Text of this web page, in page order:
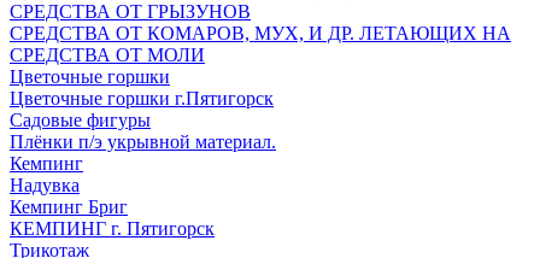
СPEДСТВА ОТ ГРЫЗУНОВ
СРЕДСТВА ОТ КОМАРОВ, МУХ, И ДР. ЛЕТАЮЩИХ НА
СРЕДСТВА ОТ МОЛИ
Цветочные горшки
Цветочные горшки г.Пятигорск
Садовые фигуры
Плёнки п/э укрывной материал.
Кемпинг
Надувка
Кемпинг Бриг
КЕМПИНГ г. Пятигорск
Трикотаж